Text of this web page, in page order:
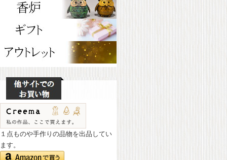
１点ものや手作りの品物を出品してい
ます。